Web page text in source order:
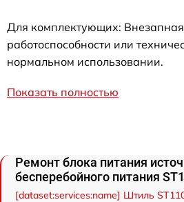
Для комплектующих:
работоспособности или
нормальном использовании.
Показать полностью
Ремонт блока питания
бесперебойного питания
[dataset:services:name] Штиль